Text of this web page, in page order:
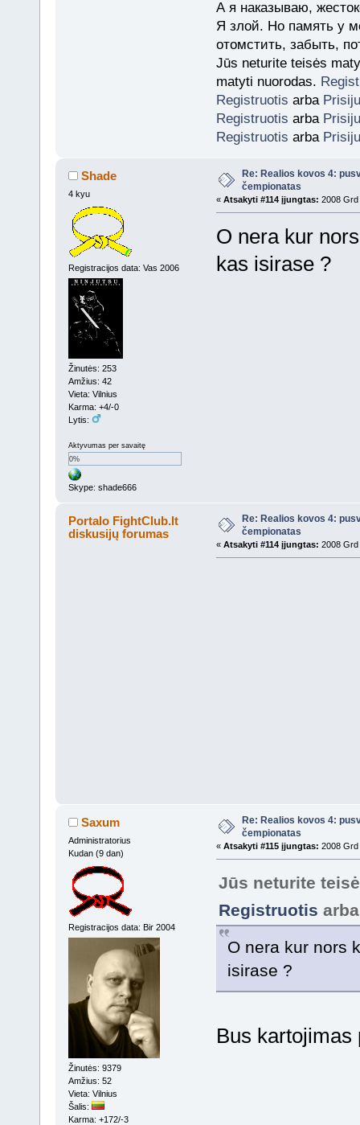
А я наказываю,
Я злой. Но память у
отомстить, забыть,
Jūs neturite teisės
matyti nuorodas.
Registruotis arba
Registruotis arba
Registruotis arba
Shade
4 kyu
Registracijos data: Vas 2006
Žinutės: 253
Amžius: 42
Vieta: Vilnius
Karma: +4/-0
Lytis:
Aktyvumas per savaitę
0%
Skype: shade666
Re: Realios kovos 4:
čempionatas
« Atsakyti #114 įjungtas: 2008 Grd
O nera kur
kas isirase ?
Portalo FightClub.lt
diskusijų forumas
Re: Realios kovos 4:
čempionatas
« Atsakyti #114 įjungtas: 2008 Grd
Saxum
Administratorius
Kudan (9 dan)
Registracijos data: Bir 2004
Žinutės: 9379
Amžius: 52
Vieta: Vilnius
Šalis:
Karma: +172/-3
Re: Realios kovos 4:
čempionatas
« Atsakyti #115 įjungtas: 2008 Grd
Jūs neturite
Registruotis
O nera kur nors
isirase ?
Bus